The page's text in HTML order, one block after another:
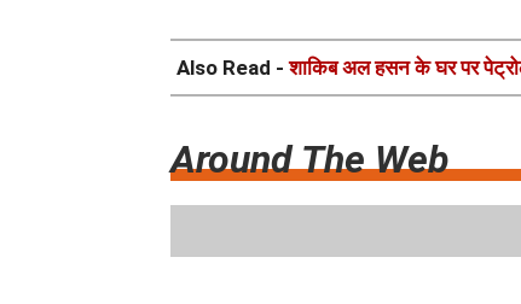
Also Read -शाकिब अल हसन के घर पर
Around The Web